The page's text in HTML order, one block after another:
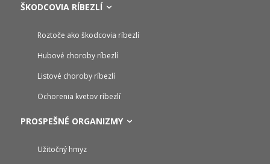
ŠKODCOVIA RÍBEZLÍ
Roztoče ako škodcovia ríbezlí
Hubové choroby ríbezlí
Listové choroby ríbezlí
Ochorenia kvetov ríbezlí
PROSPEŠNÉ ORGANIZMY
Užitočný hmyz